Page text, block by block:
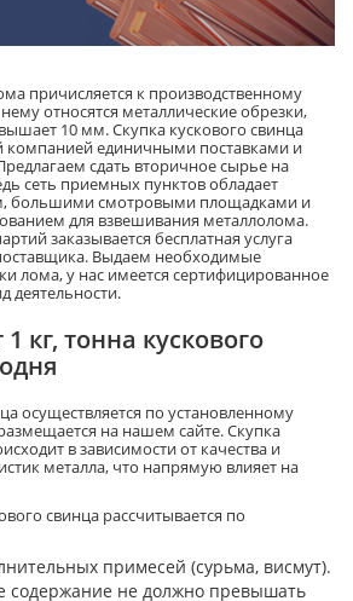
причисляется к производственному
относятся металлические обрезки,
10 мм. Скупка кускового свинца
компанией единичными поставками и
сдать вторичное сырье на
сеть приемных пунктов обладает
большими смотровыми площадками и
для взвешивания металлолома.
заказывается бесплатная услуга
Выдаем необходимые
лома, у нас имеется сертифицированное
деятельности.
кг, тонна кускового
осуществляется по установленному
на нашем сайте. Скупка
в зависимости от качества и
металла, что напрямую влияет на
свинца рассчитывается по
примесей (сурьма, висмут).
содержание не должно превышать